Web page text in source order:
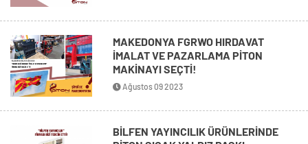
MAKEDONYA FGRWO HIRDAVAT
İMALAT VE PAZARLAMA PİTON
MAKİNAYI SEÇTİ!
Ağustos 09 2023
BİLFEN YAYINCILIK ÜRÜNLERİNDE